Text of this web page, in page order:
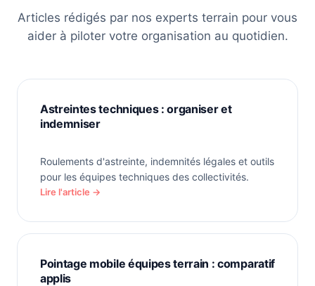
Articles rédigés par nos experts terrain pour vous
aider à piloter votre organisation au quotidien.
Astreintes techniques : organiser et
indemniser
Roulements d'astreinte, indemnités légales et outils
pour les équipes techniques des collectivités.
Lire l'article →
Pointage mobile équipes terrain : comparatif
applis